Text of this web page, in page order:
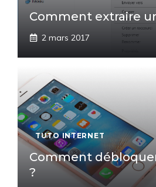
Comment extraire
2 mars 2017
TUTO INTERNET
Comment
?